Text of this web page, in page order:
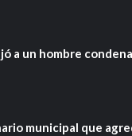
a un hombre
municipal que